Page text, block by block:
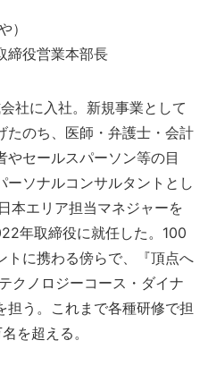
）
役営業本部長
社に入社。新規事業として
たのち、医師・弁護士・会計
セールスパーソン等の目
ーソナルコンサルタントとし
本エリア担当マネジャーを
年取締役に就任した。100
トに携わる傍らで、『頂点へ
クノロジーコース・ダイナ
担う。これまで各種研修で担
を超える。